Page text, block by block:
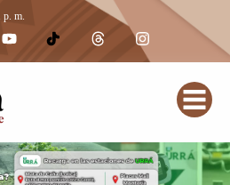
p. m.